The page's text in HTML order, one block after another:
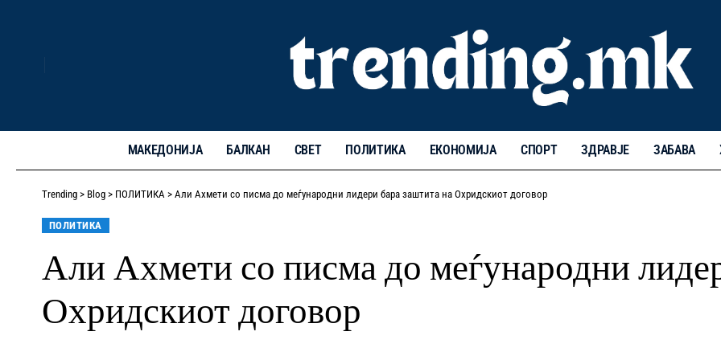
МАКЕДОНИЈА БАЛКАН СВЕТ ПОЛИТИКА ЕКОНОМИЈА СПОРТ ЗДРАВЈЕ ЗАБАВА
Trending > Blog > ПОЛИТИКА > Али Ахмети со писма до меѓународни лидери бара заштита на Охридскиот договор
ПОЛИТИКА
Али Ахмети со писма до меѓународни
Охридскиот договор